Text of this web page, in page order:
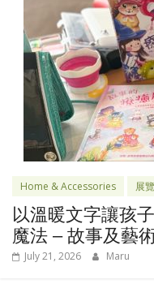
Home & Accessories 展
以溫暖文字讓孩
魔法 – 故事及藝
July 21, 2026 Maru